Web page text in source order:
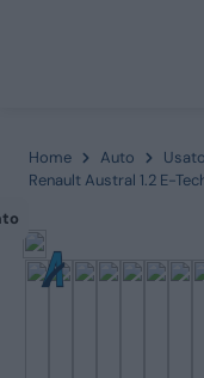
Home Auto
Usato
Renault Austral 1.2 E-